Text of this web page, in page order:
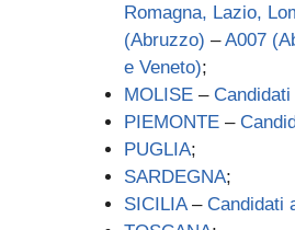
Romagna, Lazio,
(Abruzzo) –A007
e Veneto);
MOLISE –
PIEMONTE –
PUGLIA;
SARDEGNA;
SICILIA– Candidati